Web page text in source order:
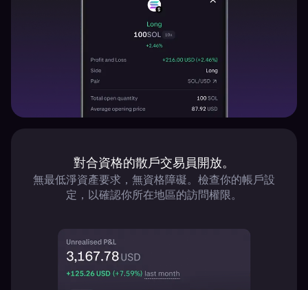
對合資格的散戶交易員開放。
無最低淨資產要求，無資格障礙。檢查你的帳戶設
定，以確認你所在地區的訪問權限。